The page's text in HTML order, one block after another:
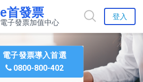
e首發票
電子發票加值中心
登入
電子發票導入首選
0800-800-402